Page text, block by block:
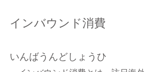
インバウンド消費
いんばうんどしょうひ